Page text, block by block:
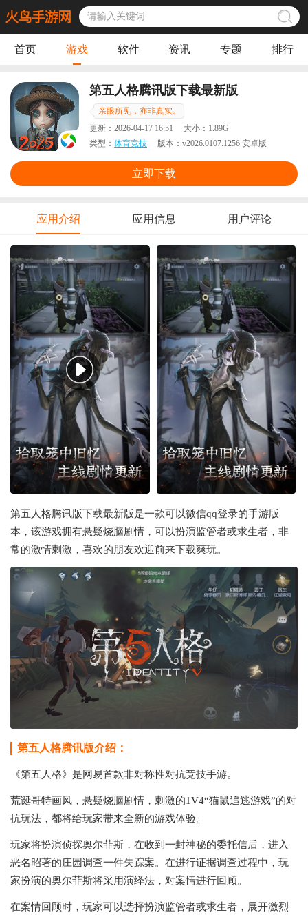
首页 游戏 软件 资讯 专题 排行
第五人格腾讯版下载最新版
亲眼所见，亦非真实。
更新： 2026-04-17 16:51 大小： 1.89G
类型： 体育竞技 版本： v2026.0107.1256 安卓版
立即下载
应用介绍 应用信息 用户评论
第五人格腾讯版下载最新版是一款可以微信qq登录的手游版
本，该游戏拥有悬疑烧脑剧情，可以扮演监管者或求生者，非
常的激情刺激，喜欢的朋友欢迎前来下载爽玩。
第五人格腾讯版介绍：
《第五人格》是网易首款非对称性对抗竞技手游。
荒诞哥特画风，悬疑烧脑剧情，刺激的1V4“猫鼠追逃游戏”的对
抗玩法，都将给玩家带来全新的游戏体验。
玩家将扮演侦探奥尔菲斯，在收到一封神秘的委托信后，进入
恶名昭著的庄园调查一件失踪案。在进行证据调查过程中，玩
家扮演的奥尔菲斯将采用演绎法，对案情进行回顾。
在案情回顾时，玩家可以选择扮演监管者或求生者，展开激烈